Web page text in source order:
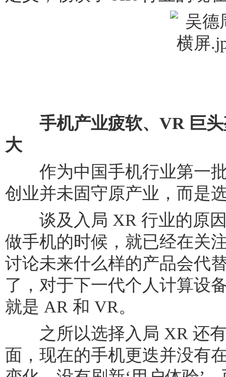
手机产业疲软、VR 巨
大
作为中国手机行业第一批
创业并未固守原产业，而是
谈及入局 XR 行业的原因
做手机的时候，就已经在关
讨论未来什么样的产品会代
了，对于下一代个人计算设
就是 AR 和 VR。
之所以选择入局 XR 还有
面，现在的手机更迭并没有